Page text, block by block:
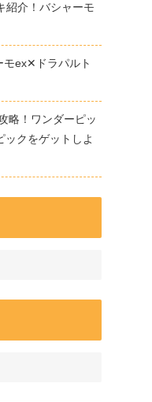
紹介！バシャーモ
モex✕ドラパルト
略！ワンダーピッ
ックをゲットしよ